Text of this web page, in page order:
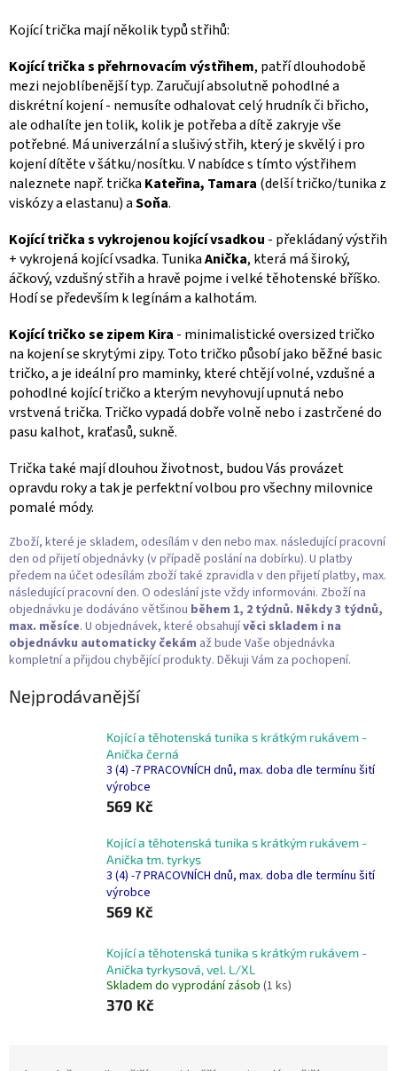
Kojící trička mají několik typů střihů:
Kojící trička s přehrnovacím výstřihem, patří dlouhodobě
mezi nejoblíbenější typ. Zaručují absolutně pohodlné a
diskrétní kojení - nemusíte odhalovat celý hrudník či břicho,
ale odhalíte jen tolik, kolik je potřeba a dítě zakryje vše
potřebné. Má univerzální a slušivý střih, který je skvělý i pro
kojení dítěte v šátku/nosítku. V nabídce s tímto výstřihem
naleznete např. trička Kateřina, Tamara (delší tričko/tunika z
viskózy a elastanu) aSoňa.
Kojící trička s vykrojenou kojící vsadkou - překládaný výstřih
+ vykrojená kojící vsadka. TunikaAnička, která má široký,
áčkový, vzdušný střih a hravě pojme i velké těhotenské bříško.
Hodí se především k legínám a kalhotám.
Kojící tričko se zipem Kira - minimalistické oversized tričko
na kojení se skrytými zipy. Toto tričko působí jako běžné basic
tričko, a je ideální pro maminky, které chtějí volné, vzdušné a
pohodlné kojící tričko a kterým nevyhovují upnutá nebo
vrstvená trička. Tričko vypadá dobře volně nebo i zastrčené do
pasu kalhot, kraťasů, sukně.
Trička také mají dlouhou životnost, budou Vás provázet
opravdu roky a tak je perfektní volbou pro všechny milovnice
pomalé módy.
Zboží, které je skladem, odesílám v den nebo max. následující pracovní
den od přijetí objednávky (v případě poslání na dobírku). U platby
předem na účet odesílám zboží také zpravidla v den přijetí platby, max.
následující pracovní den. O odeslání jste vždy informováni. Zboží na
objednávku je dodáváno většinou během 1, 2 týdnů. Někdy 3 týdnů,
max. měsíce. U objednávek, které obsahujívěci skladem i na
objednávku automaticky čekám až bude Vaše objednávka
kompletní a přijdou chybějící produkty. Děkuji Vám za pochopení.
Nejprodávanější
Kojící a těhotenská tunika s krátkým rukávem -
Anička černá
3 (4) -7 PRACOVNÍCH dnů, max. doba dle termínu šití
výrobce
569 Kč
Kojící a těhotenská tunika s krátkým rukávem -
Anička tm. tyrkys
3 (4) -7 PRACOVNÍCH dnů, max. doba dle termínu šití
výrobce
569 Kč
Kojící a těhotenská tunika s krátkým rukávem -
Anička tyrkysová, vel. L/XL
Skladem do vyprodání zásob (1 ks)
370 Kč